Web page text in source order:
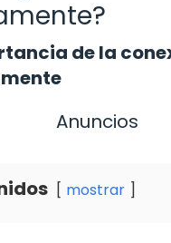
de la
Anuncios
mostrar